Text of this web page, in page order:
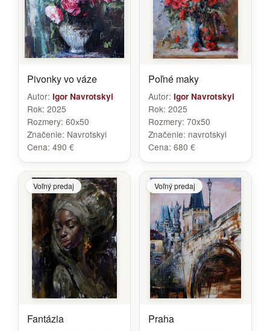
Pivonky vo váze
Autor: Igor Navrotskyi
Rok: 2025
Rozmery: 60х50
Značenie: Navrotskyi
Cena: 490 €
Poľné maky
Autor: Igor Navrotskyi
Rok: 2025
Rozmery: 70x50
Značenie: navrotskyi
Cena: 680 €
Voľný predaj
Fantázia
Voľný predaj
Praha